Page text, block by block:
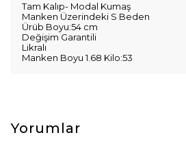
Tam Kalıp- Modal Kumaş
Manken Üzerindeki S Beden
Ürüb Boyu:54 cm
Değişim Garantili
Likralı
Manken Boyu 1.68 Kilo:53
Yorumlar